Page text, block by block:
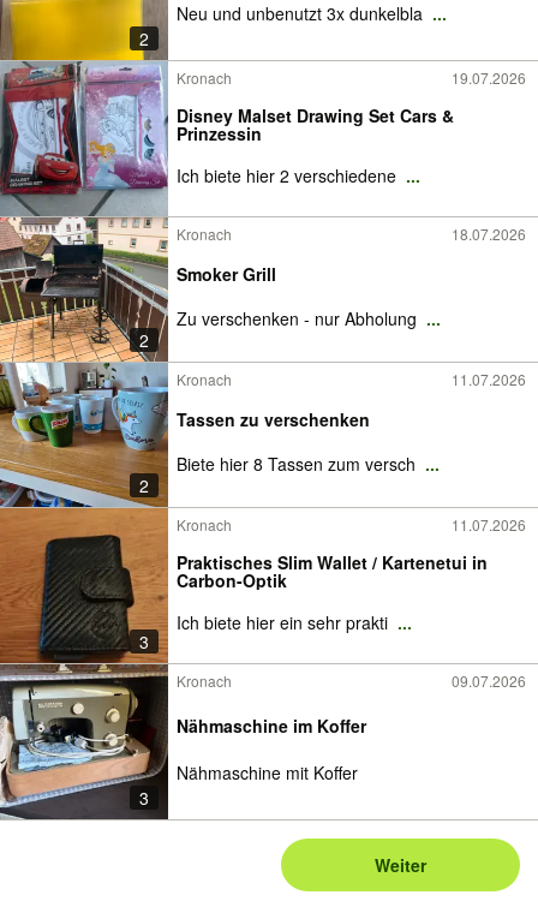
2
Neu und unbenutzt 3x dunkelbla ...
Kronach 19.07.2026
Disney Malset Drawing Set Cars &
Prinzessin
Ich biete hier 2 verschiedene ...
2
Kronach 18.07.2026
Smoker Grill
Zu verschenken - nur Abholung ...
2
Kronach 11.07.2026
Tassen zu verschenken
Biete hier 8 Tassen zum versch ...
3
Kronach 11.07.2026
Praktisches Slim Wallet / Kartenetui in
Carbon-Optik
Ich biete hier ein sehr prakti ...
3
Kronach 09.07.2026
Nähmaschine im Koffer
Nähmaschine mit Koffer
Weiter